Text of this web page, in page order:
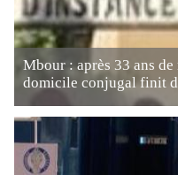
Mbour : après 33 ans
domicile conjugal finit